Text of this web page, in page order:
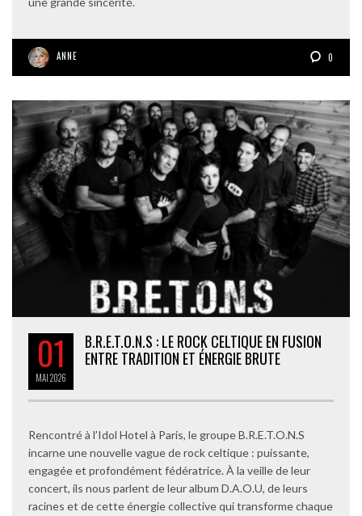
ANNE 0
01
MAI2026
B.R.E.T.O.N.S : LE ROCK CELTIQUE EN FUSION
ENTRE TRADITION ET ÉNERGIE BRUTE
Rencontré à l’Idol Hotel à Paris, le groupe B.R.E.T.O.N.S
incarne une nouvelle vague de rock celtique : puissante,
engagée et profondément fédératrice. À la veille de leur
concert, ils nous parlent de leur album D.A.O.U, de leurs
racines et de cette énergie collective qui transforme chaque